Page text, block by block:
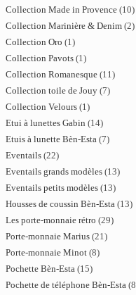
Collection Made in Provence 10
Collection Marinière & Denim 2
Collection Oro 1
Collection Pavots 1
Collection Romanesque 11
Collection toile de Jouy 7
Collection Velours 1
Etui à lunettes Gabin 14
Etuis à lunette Bèn-Esta 7
Eventails 22
Eventails grands modèles 13
Eventails petits modèles 13
Housses de coussin Bèn-Esta 13
Les porte-monnaie rétro 29
Porte-monnaie Marius 21
Porte-monnaie Minot 8
Pochette Bèn-Esta 15
Pochette de téléphone Bèn-Esta 8